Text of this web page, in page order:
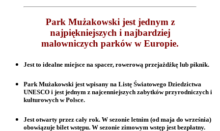
Park Mużakowski jest jednym z
najpiękniejszych i najbardziej
malowniczych parków w Europie.
Jest to idealne miejsce na spacer, rowerową przejażdżkę lub piknik.
Park Mużakowski jest wpisany na Listę Światowego Dziedzictwa
UNESCO i jest jednym z najcenniejszych zabytków przyrodniczych i
kulturowych w Polsce.
Jest otwarty przez cały rok. W sezonie letnim (od maja do września)
obowiązuje bilet wstępu. W sezonie zimowym wstęp jest bezpłatny.